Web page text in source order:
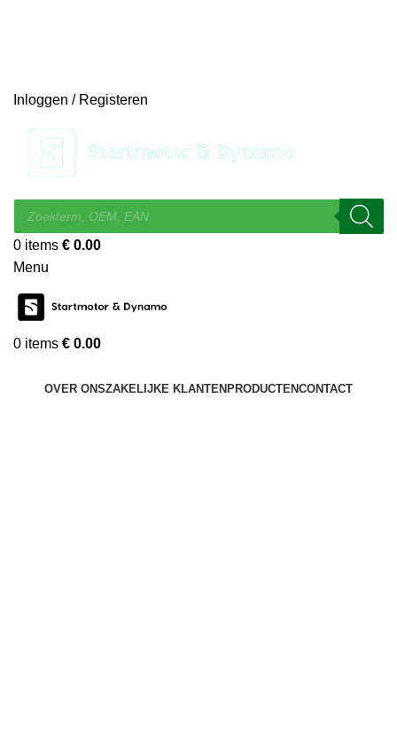
Inloggen / Registeren
0 items € 0.00
Menu
0 items € 0.00
OVER ONSZAKELIJKE KLANTEN PRODUCTENCONTACT